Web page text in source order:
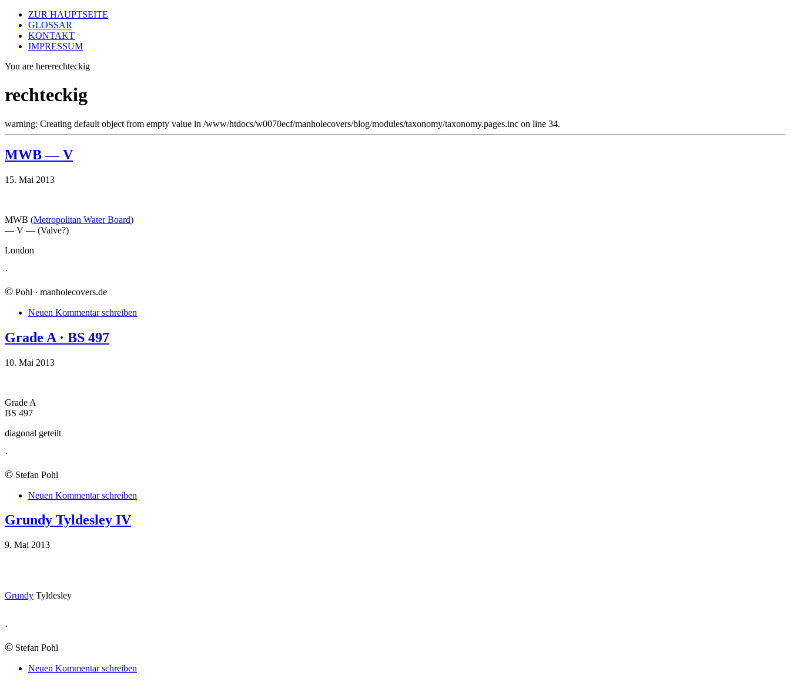
ZUR HAUPTSEITE
GLOSSAR
KONTAKT
IMPRESSUM
You are hererechteckig
rechteckig
warning: Creating default object from empty value in /www/htdocs/w0070ecf/manholecovers/blog/modules/taxonomy/taxonomy.pages.inc on line 34.
MWB — V
15. Mai 2013
MWB (Metropolitan Water Board)
— V — (Valve?)
London
·
© Pohl · manholecovers.de
Neuen Kommentar schreiben
Grade A · BS 497
10. Mai 2013
Grade A
BS 497
diagonal geteilt
·
© Stefan Pohl
Neuen Kommentar schreiben
Grundy Tyldesley IV
9. Mai 2013
Grundy Tyldesley
·
© Stefan Pohl
Neuen Kommentar schreiben